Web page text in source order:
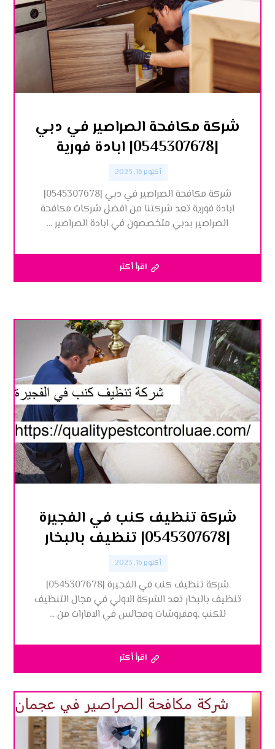
شركة مكافحة الصراصير في دبي
|0545307678| ابادة فورية
أكتوبر 16, 2023
شركة مكافحة الصراصير في دبي |0545307678|
ابادة فورية تعد شركتنا من افضل شركات مكافحة
الصراصير بدبي متخصصون في ابادة الصراصير ...
اقرأ أكثر
شركة تنظيف كنب في الفجيرة
|0545307678| تنظيف بالبخار
أكتوبر 16, 2023
شركة تنظيف كنب في الفجيرة |0545307678|
تنظيف بالبخار تعد الشركة الاولي في مجال التنظيف
للكنب ,ومفروشات ومجالس في الامارات من ...
اقرأ أكثر